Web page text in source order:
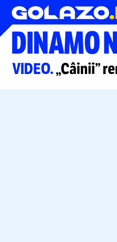
Superliga
DINAMO
VIDEO.„Câinii”